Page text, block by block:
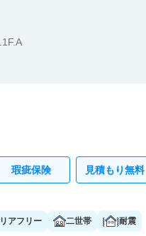
瑕疵保険 見積もり無料
アフリー 二世帯 耐震